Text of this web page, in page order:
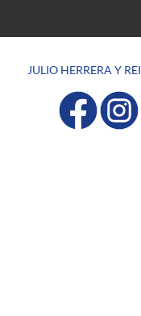
JULIO HERRERA Y